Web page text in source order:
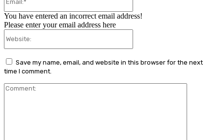
You have entered an incorrect email address!
Please enter your email address here
Save my name, email, and website in this browser for the next
time I comment.